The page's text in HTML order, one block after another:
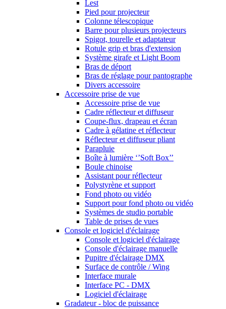
Lest
Pied pour projecteur
Colonne télescopique
Barre pour plusieurs projecteurs
Spigot, tourelle et adaptateur
Rotule grip et bras d'extension
Système girafe et Light Boom
Bras de déport
Bras de réglage pour pantographe
Divers accessoire
Accessoire prise de vue
Accessoire prise de vue
Cadre réflecteur et diffuseur
Coupe-flux, drapeau et écran
Cadre à gélatine et réflecteur
Réflecteur et diffuseur pliant
Parapluie
Boîte à lumière ‘’Soft Box’’
Boule chinoise
Assistant pour réflecteur
Polystyrène et support
Fond photo ou vidéo
Support pour fond photo ou vidéo
Systèmes de studio portable
Table de prises de vues
Console et logiciel d'éclairage
Console et logiciel d'éclairage
Console d'éclairage manuelle
Pupitre d'éclairage DMX
Surface de contrôle / Wing
Interface murale
Interface PC - DMX
Logiciel d'éclairage
Gradateur - bloc de puissance